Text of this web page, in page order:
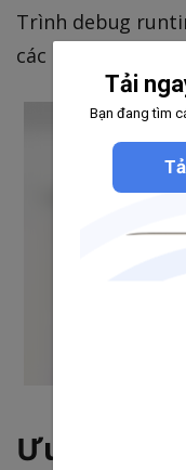
Trình debug
các leaks đang xảy
Ưu và
Tải
Bạn đang tìm